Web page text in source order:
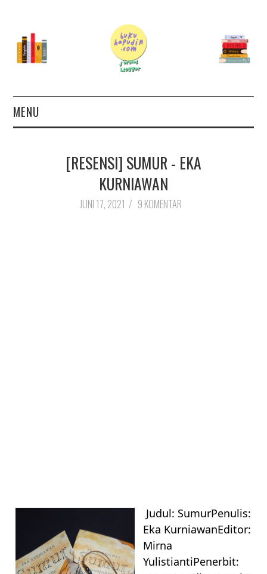
MENU
26 BOOKS FOR 2026
[RESENSI] SUMUR - EKA
KURNIAWAN
JUNI 17, 2021 / 9 KOMENTAR
Judul: SumurPenulis:
Eka KurniawanEditor:
Mirna
YulistiantiPenerbit: